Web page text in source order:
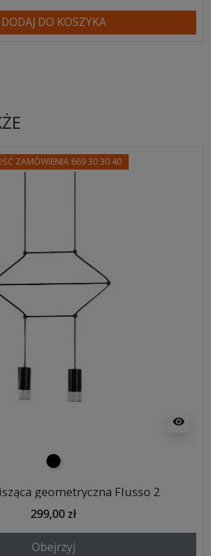
DODAJ DO KOSZYKA
ZAMÓWIENIA 669 30 30 40
visibility
czarny
geometryczna Flusso 2
299,00 zł
Obejrzyj